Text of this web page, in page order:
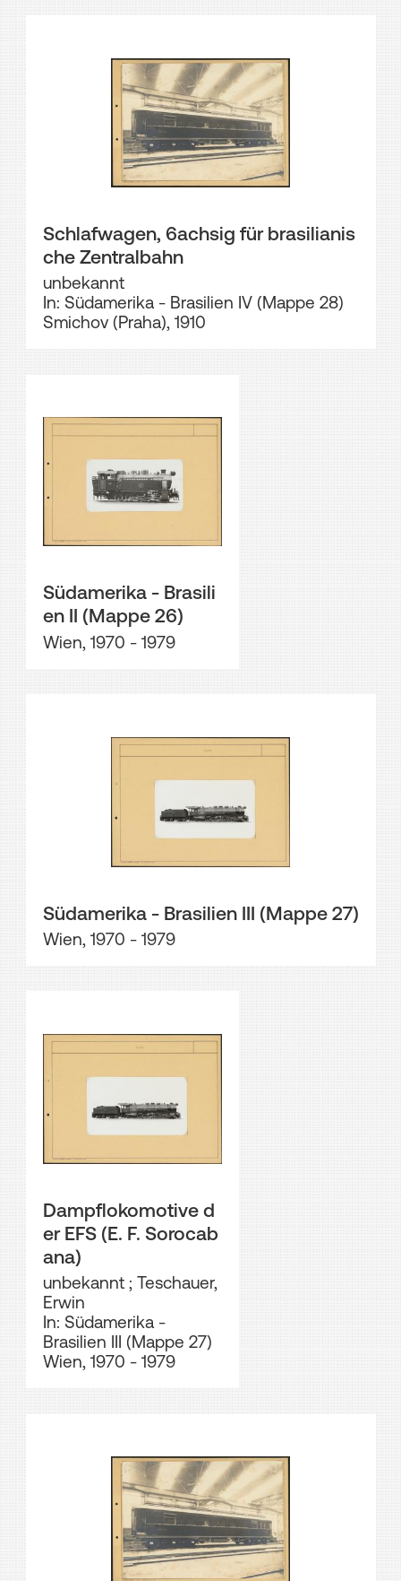
Schlafwagen, 6achsig für brasilianis
che Zentralbahn
unbekannt
In: Südamerika - Brasilien IV (Mappe 28)
Smichov (Praha), 1910
Südamerika - Brasili
en II (Mappe 26)
Wien, 1970 - 1979
Südamerika - Brasilien III (Mappe 27)
Wien, 1970 - 1979
Dampflokomotive d
er EFS (E. F. Sorocab
ana)
unbekannt; Teschauer,
Erwin
In: Südamerika -
Brasilien III (Mappe 27)
Wien, 1970 - 1979